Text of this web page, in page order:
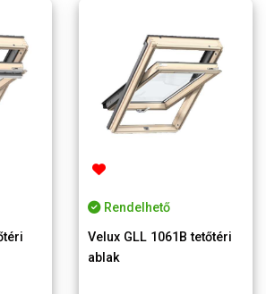
Rendelhető
Velux GLL 1061B tetőtéri
ablak